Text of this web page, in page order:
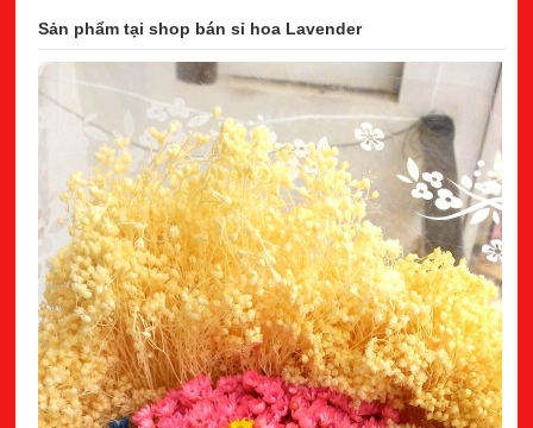
Sản phẩm tại shop bán sỉ hoa Lavender